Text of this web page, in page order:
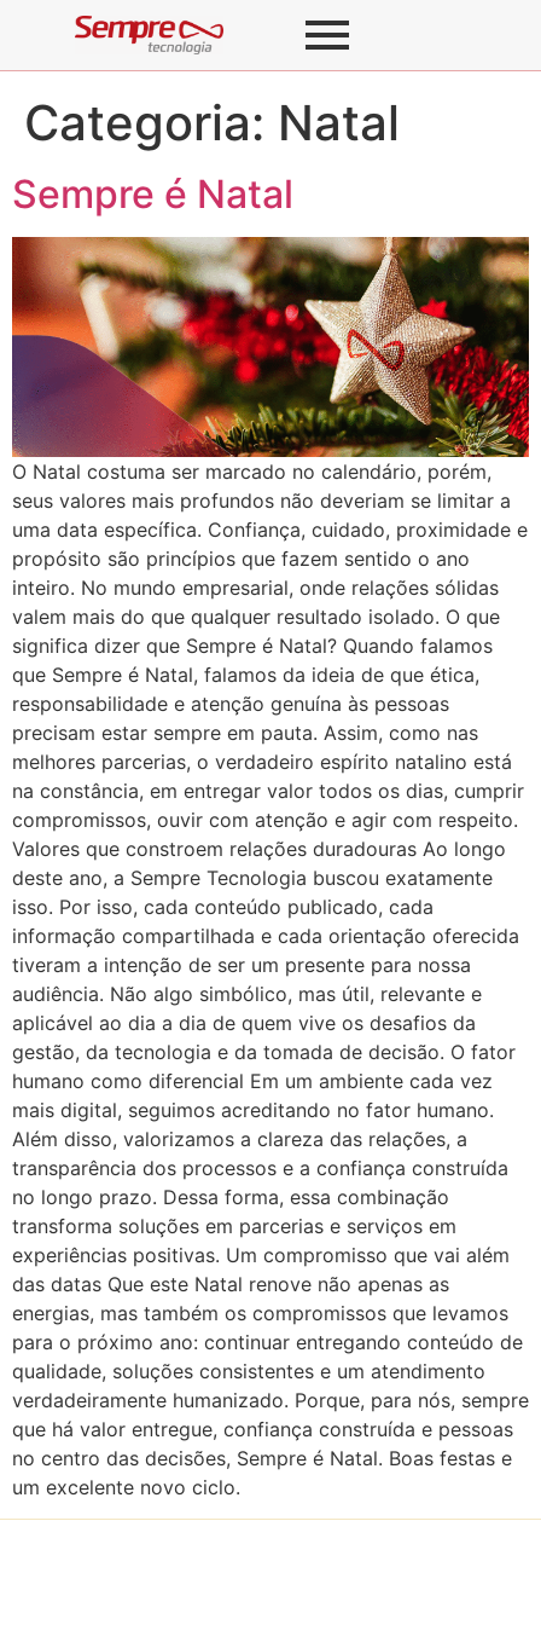
Categoria: Natal
Sempre é Natal
O Natal costuma ser marcado no calendário, porém,
seus valores mais profundos não deveriam se limitar a
uma data específica. Confiança, cuidado, proximidade e
propósito são princípios que fazem sentido o ano
inteiro. No mundo empresarial, onde relações sólidas
valem mais do que qualquer resultado isolado. O que
significa dizer que Sempre é Natal? Quando falamos
que Sempre é Natal, falamos da ideia de que ética,
responsabilidade e atenção genuína às pessoas
precisam estar sempre em pauta. Assim, como nas
melhores parcerias, o verdadeiro espírito natalino está
na constância, em entregar valor todos os dias, cumprir
compromissos, ouvir com atenção e agir com respeito.
Valores que constroem relações duradouras Ao longo
deste ano, a Sempre Tecnologia buscou exatamente
isso. Por isso, cada conteúdo publicado, cada
informação compartilhada e cada orientação oferecida
tiveram a intenção de ser um presente para nossa
audiência. Não algo simbólico, mas útil, relevante e
aplicável ao dia a dia de quem vive os desafios da
gestão, da tecnologia e da tomada de decisão. O fator
humano como diferencial Em um ambiente cada vez
mais digital, seguimos acreditando no fator humano.
Além disso, valorizamos a clareza das relações, a
transparência dos processos e a confiança construída
no longo prazo. Dessa forma, essa combinação
transforma soluções em parcerias e serviços em
experiências positivas. Um compromisso que vai além
das datas Que este Natal renove não apenas as
energias, mas também os compromissos que levamos
para o próximo ano: continuar entregando conteúdo de
qualidade, soluções consistentes e um atendimento
verdadeiramente humanizado. Porque, para nós, sempre
que há valor entregue, confiança construída e pessoas
no centro das decisões, Sempre é Natal. Boas festas e
um excelente novo ciclo.